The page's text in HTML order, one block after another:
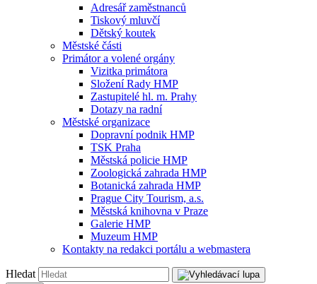
Adresář zaměstnanců
Tiskový mluvčí
Dětský koutek
Městské části
Primátor a volené orgány
Vizitka primátora
Složení Rady HMP
Zastupitelé hl. m. Prahy
Dotazy na radní
Městské organizace
Dopravní podnik HMP
TSK Praha
Městská policie HMP
Zoologická zahrada HMP
Botanická zahrada HMP
Prague City Tourism, a.s.
Městská knihovna v Praze
Galerie HMP
Muzeum HMP
Kontakty na redakci portálu a webmastera
Hledat